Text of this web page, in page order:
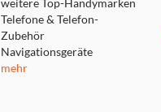
weitere Top-Handymarken
Telefone & Telefon-
Zubehör
Navigationsgeräte
mehr